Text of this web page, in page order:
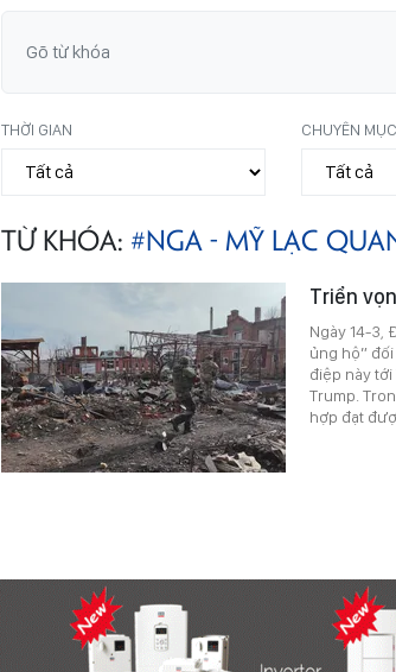
THỜI GIAN CHUYÊN MỤC
TỪ KHÓA: #NGA - MỸ LẠC
Triển
Ngày 14-3,
ủng hộ”
điệp này
Trump.
hợp đạt